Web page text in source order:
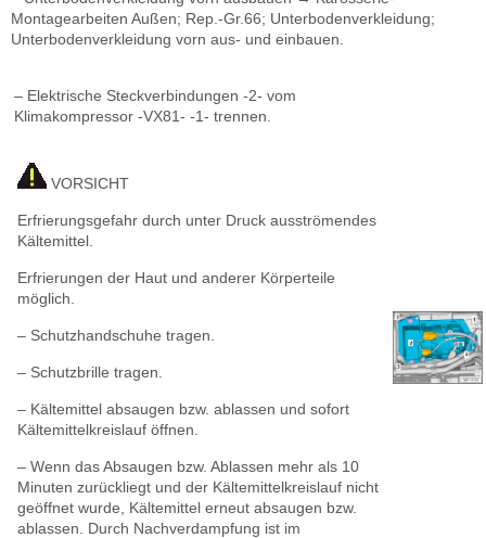
Montagearbeiten Außen; Rep.-Gr.66; Unterbodenverkleidung;
Unterbodenverkleidung vorn aus- und einbauen.
– Elektrische Steckverbindungen -2- vom
Klimakompressor -VX81- -1- trennen.
VORSICHT
Erfrierungsgefahr durch unter Druck ausströmendes
Kältemittel.
Erfrierungen der Haut und anderer Körperteile
möglich.
– Schutzhandschuhe tragen.
– Schutzbrille tragen.
– Kältemittel absaugen bzw. ablassen und sofort
Kältemittelkreislauf öffnen.
– Wenn das Absaugen bzw. Ablassen mehr als 10
Minuten zurückliegt und der Kältemittelkreislauf nicht
geöffnet wurde, Kältemittel erneut absaugen bzw.
ablassen. Durch Nachverdampfung ist im